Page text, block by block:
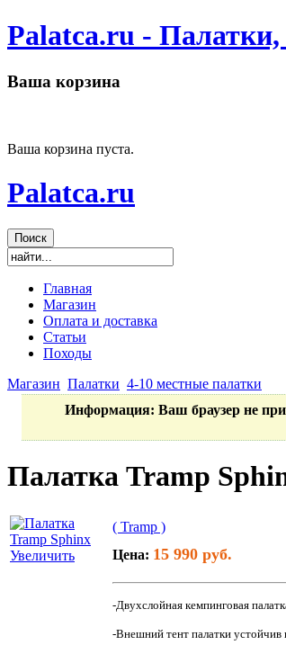
Palatca.ru -
Ваша корзина
Ваша корзина пуста.
Palatca.ru
Главная
Магазин
Оплата и доставка
Статьи
Походы
Магазин Палатки 4-10 местные палатки
Информация: Ваш браузер не
Палатка Tramp
Увеличить
( Tramp )
Цена: 15 990 руб.
-Двухслойная кемпинговая
-Внешний тент палатки